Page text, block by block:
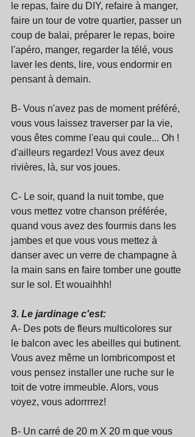
le repas, faire du DIY, refaire à manger,
faire un tour de votre quartier, passer un
coup de balai, préparer le repas, boire
l'apéro, manger, regarder la télé, vous
laver les dents, lire, vous endormir en
pensant à demain.
B- Vous n'avez pas de moment préféré,
vous vous laissez traverser par la vie,
vous êtes comme l'eau qui coule... Oh !
d'ailleurs regardez! Vous avez deux
rivières, là, sur vos joues.
C- Le soir, quand la nuit tombe, que
vous mettez votre chanson préférée,
quand vous avez des fourmis dans les
jambes et que vous vous mettez à
danser avec un verre de champagne à
la main sans en faire tomber une goutte
sur le sol. Et wouaihhh!
3. Le jardinage c'est:
A- Des pots de fleurs multicolores sur
le balcon avec les abeilles qui butinent.
Vous avez même un lombricompost et
vous pensez installer une ruche sur le
toit de votre immeuble. Alors, vous
voyez, vous adorrrrez!
B- Un carré de 20 m X 20 m que vous